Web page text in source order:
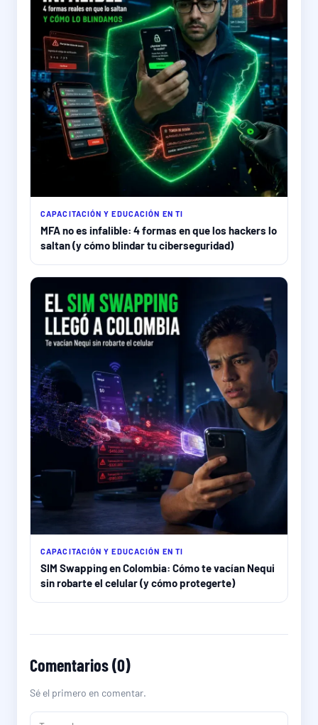
CAPACITACIÓN Y EDUCACIÓN EN TI
MFA no es infalible: 4 formas en que los hackers lo
saltan (y cómo blindar tu ciberseguridad)
CAPACITACIÓN Y EDUCACIÓN EN TI
SIM Swapping en Colombia: Cómo te vacían Nequi
sin robarte el celular (y cómo protegerte)
Comentarios (0)
Sé el primero en comentar.